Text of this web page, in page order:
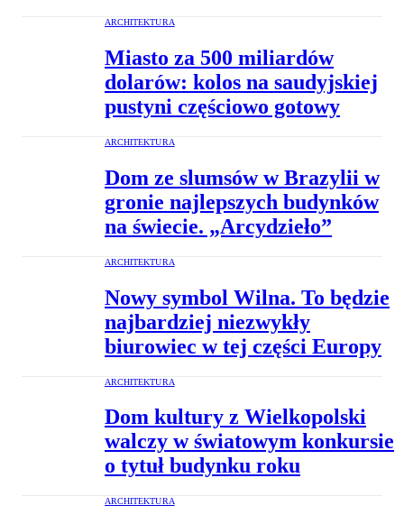
ARCHITEKTURA
Miasto za 500 miliardów
dolarów: kolos na saudyjskiej
pustyni częściowo gotowy
ARCHITEKTURA
Dom ze slumsów w Brazylii w
gronie najlepszych budynków
na świecie. „Arcydzieło”
ARCHITEKTURA
Nowy symbol Wilna. To będzie
najbardziej niezwykły
biurowiec w tej części Europy
ARCHITEKTURA
Dom kultury z Wielkopolski
walczy w światowym konkursie
o tytuł budynku roku
ARCHITEKTURA